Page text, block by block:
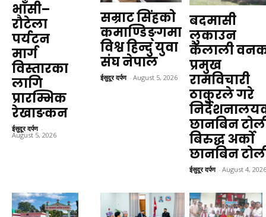
भाँसी–
रौटेला
पर्यटन
मार्ग
विस्तारका
लागि
प्रारम्भिक
रेखाङकन
ईसुदूर दर्पण -
August 5, 2026
सम्राट सिंहको
कमाण्डिङ्गमा
विश्व हिन्दु युवा
संघ नेपाल
ईसुदूर दर्पण - August 5, 2026
बदमासी
लुकाउन
कैलाली
प्रमुख
रामविचारी
ठाकुरले गरे
छानबिन
बिरुद्ध अर्को
छानबिन
ईसुदूर दर्पण - August 4, 2026